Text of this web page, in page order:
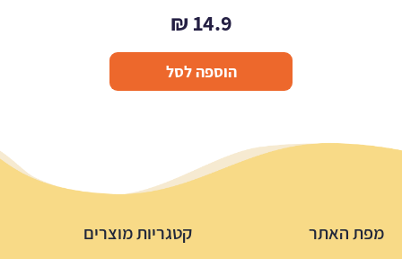
14.9
₪
הוספה לסל
מפת האתר קטגריות מוצרים